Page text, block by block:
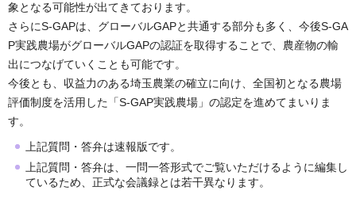
象となる可能性が出てきております。
さらにS-GAPは、グローバルGAPと共通する部分も多く、今後S-GA
P実践農場がグローバルGAPの認証を取得することで、農産物の輸
出につなげていくことも可能です。
今後とも、収益力のある埼玉農業の確立に向け、全国初となる農場
評価制度を活用した「S-GAP実践農場」の認定を進めてまいりま
す。
上記質問・答弁は速報版です。
上記質問・答弁は、一問一答形式でご覧いただけるように編集し
ているため、正式な会議録とは若干異なります。